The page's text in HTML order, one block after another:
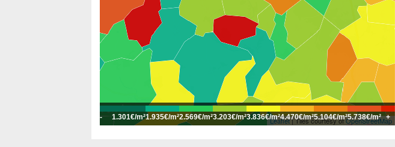
Leaflet| Tiles courtesy ofOpenStreetMap
- 1.301€/m²1.935€/m²2.569€/m²3.203€/m²3.836€/m²4.470€/m²5.104€/m²5.738€/m² +